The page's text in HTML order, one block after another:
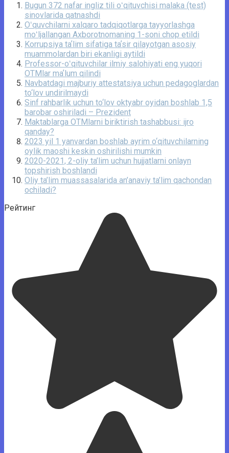
Bugun 372 nafar ingliz tili oʻqituvchisi malaka (test)
sinovlarida qatnashdi
Oʻquvchilarni xalqaro tadqiqotlarga tayyorlashga
moʻljallangan Axborotnomaning 1-soni chop etildi
Korrupsiya taʼlim sifatiga taʼsir qilayotgan asosiy
muammolardan biri ekanligi aytildi
Professor-oʻqituvchilar ilmiy salohiyati eng yuqori
OTMlar maʼlum qilindi
Navbatdagi majburiy attestatsiya uchun pedagoglardan
to‘lov undirilmaydi
Sinf rahbarlik uchun to‘lov oktyabr oyidan boshlab 1,5
barobar oshiriladi – Prezident
Maktablarga OTMlarni biriktirish tashabbusi: ijro
qanday?
2023 yil 1 yanvardan boshlab ayrim o‘qituvchilarning
oylik maoshi keskin oshirilishi mumkin
2020-2021, 2-oliy ta’lim uchun hujjatlarni onlayn
topshirish boshlandi
Oliy ta’lim muassasalarida an’anaviy ta’lim qachondan
ochiladi?
Рейтинг